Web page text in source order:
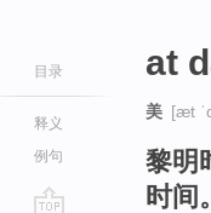
目录
释义
例句
at
美 [æt
黎明
时间。